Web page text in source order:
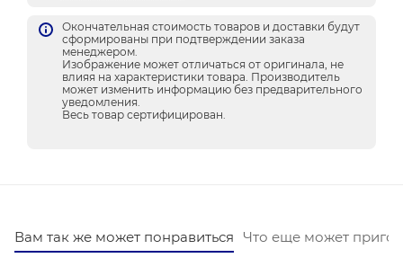
Окончательная стоимость товаров и доставки будут
сформированы при подтверждении заказа
менеджером.
Изображение может отличаться от оригинала, не
влияя на характеристики товара. Производитель
может изменить информацию без предварительного
уведомления.
Весь товар сертифицирован.
Вам так же может понравиться Что еще может